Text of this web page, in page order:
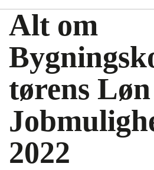
Alt om
tørens
2022